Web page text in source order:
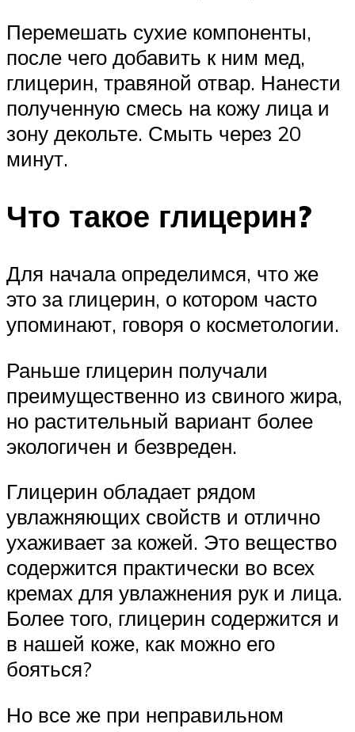
Перемешать сухие компоненты,
после чего добавить к ним мед,
глицерин, травяной отвар. Нанести
полученную смесь на кожу лица и
зону декольте. Смыть через 20
минут.
Что такое глицерин?
Для начала определимся, что же
это за глицерин, о котором часто
упоминают, говоря о косметологии.
Раньше глицерин получали
преимущественно из свиного жира,
но растительный вариант более
экологичен и безвреден.
Глицерин обладает рядом
увлажняющих свойств и отлично
ухаживает за кожей. Это вещество
содержится практически во всех
кремах для увлажнения рук и лица.
Более того, глицерин содержится и
в нашей коже, как можно его
бояться?
Но все же при неправильном